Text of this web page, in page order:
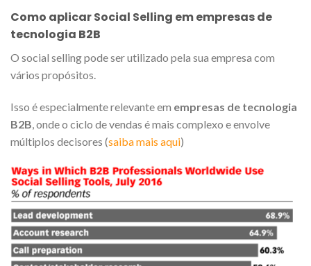
Como aplicar Social Selling em empresas de
tecnologia B2B
O social selling pode ser utilizado pela sua empresa com
vários propósitos.
Isso é especialmente relevante em empresas de tecnologia
B2B , onde o ciclo de vendas é mais complexo e envolve
múltiplos decisores (saiba mais aqui)